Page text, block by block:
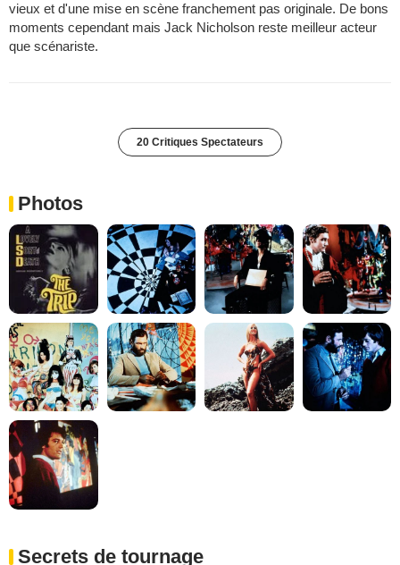
vieux et d'une mise en scène franchement pas originale. De bons
moments cependant mais Jack Nicholson reste meilleur acteur
que scénariste.
20 Critiques Spectateurs
Photos
Secrets de tournage